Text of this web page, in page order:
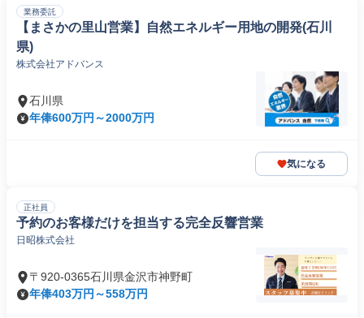
業務委託
【まさかの里山営業】自然エネルギー用地の開発(石川
県)
株式会社アドバンス
石川県
年俸600万円～2000万円
気になる
正社員
予約のお客様だけを担当する完全反響営業
日昭株式会社
〒920-0365石川県金沢市神野町
年俸403万円～558万円